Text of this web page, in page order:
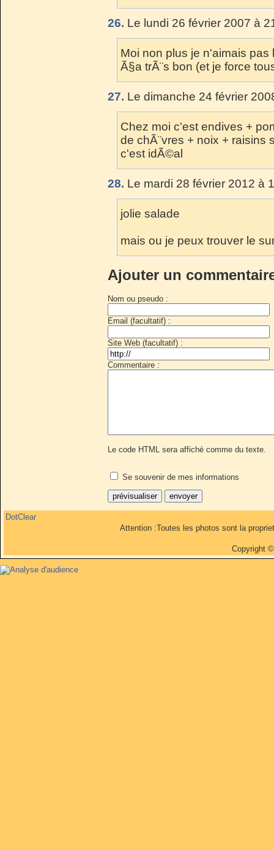
26. Le lundi 26 février 2007 à
Moi non plus je n'aimais
Ã§a trÃ¨s bon (et je force
27. Le dimanche 24 février
Chez moi c'est endives +
de chÃ¨vres + noix + raisins
c'est idÃ©al
28. Le mardi 28 février 2012 à
jolie salade
mais ou je peux trouver le
Ajouter un
Nom ou pseudo :
Email (facultatif) :
Site Web (facultatif) :
Commentaire :
Le code HTML sera affiché comme du texte.
Se souvenir de mes informations
DotClear
Attention :Toutes les photos sont la
Copyright